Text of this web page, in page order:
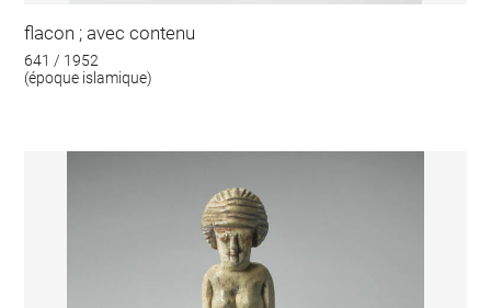
flacon ; avec contenu
641 / 1952
(époque islamique)